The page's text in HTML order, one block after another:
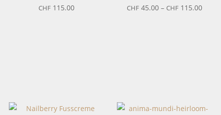
CHF 115.00 CHF 45.00 – CHF 115.00